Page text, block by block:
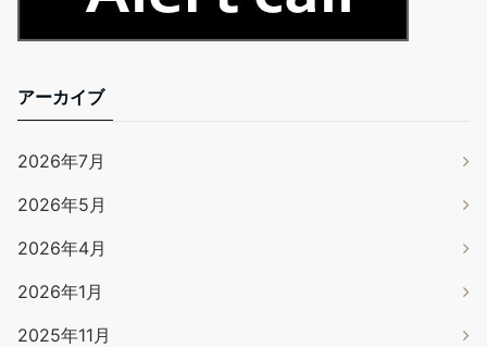
アーカイブ
2026年7月
2026年5月
2026年4月
2026年1月
2025年11月